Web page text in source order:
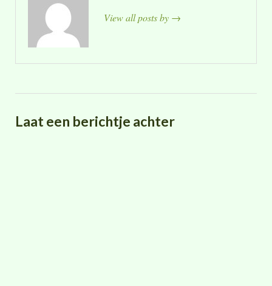
View all posts by →
Laat een berichtje achter